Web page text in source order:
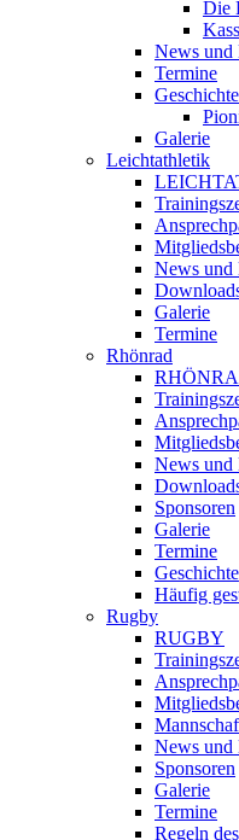
Die
News und
Termine
Galerie
Leichtathletik
News und
Galerie
Termine
Rhönrad
News und
Sponsoren
Galerie
Termine
Geschichte
Häufig
Rugby
RUGBY
News und
Sponsoren
Galerie
Termine
Regeln